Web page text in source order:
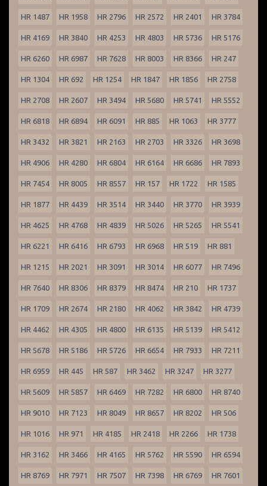
HR 1487 HR 1958 HR 2796 HR 2572 HR 2401 HR 3784
HR 4169 HR 3840 HR 4253 HR 4803 HR 5736 HR 5176
HR 6260 HR 6987 HR 7628 HR 8003 HR 8366 HR 247
HR 1304 HR 692 HR 1254 HR 1847 HR 1856 HR 2758
HR 2708 HR 2607 HR 3494 HR 5680 HR 5741 HR 5552
HR 6818 HR 6894 HR 6091 HR 885 HR 1063 HR 3777
HR 3432 HR 3821 HR 2163 HR 2703 HR 3326 HR 3698
HR 4906 HR 4280 HR 6804 HR 6164 HR 6686 HR 7893
HR 7454 HR 8005 HR 8557 HR 157 HR 1722 HR 1585
HR 1877 HR 4439 HR 3514 HR 3440 HR 3770 HR 3939
HR 4625 HR 4768 HR 4839 HR 5026 HR 5265 HR 5541
HR 6221 HR 6416 HR 6793 HR 6968 HR 519 HR 881
HR 1215 HR 2021 HR 3091 HR 3014 HR 6077 HR 7496
HR 7640 HR 8306 HR 8379 HR 8474 HR 210 HR 1737
HR 1709 HR 2674 HR 2180 HR 4062 HR 3842 HR 4739
HR 4462 HR 4305 HR 4800 HR 6135 HR 5139 HR 5412
HR 5678 HR 5186 HR 5726 HR 6654 HR 7933 HR 7211
HR 6959 HR 445 HR 587 HR 3462 HR 3247 HR 3277
HR 5609 HR 5857 HR 6469 HR 7282 HR 6800 HR 8740
HR 9010 HR 7123 HR 8049 HR 8657 HR 8202 HR 506
HR 1016 HR 971 HR 4185 HR 2418 HR 2266 HR 1738
HR 3162 HR 3466 HR 4165 HR 5762 HR 5590 HR 6594
HR 8769 HR 7971 HR 7507 HR 7398 HR 6769 HR 7601